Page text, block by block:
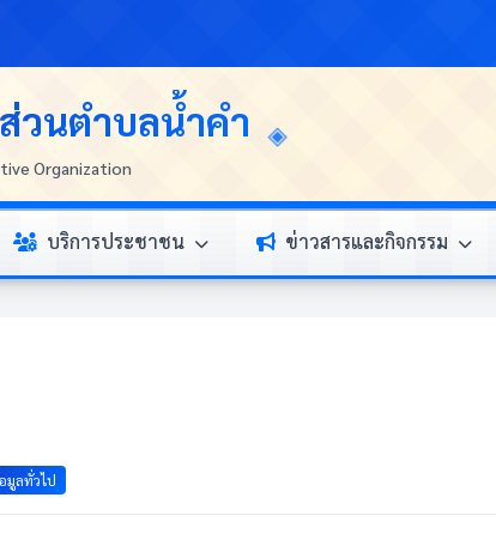
วนตำบลน้ำคำ
Organization
บริการประชาชน ข่าวสารและกิจกรรม
มูลทั่วไป